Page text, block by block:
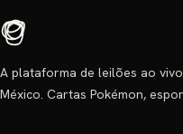
A plataforma de leilões ao
México. Cartas Pokémon,